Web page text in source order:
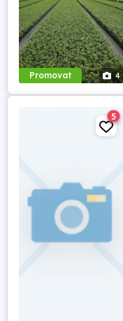
Promovat 4
5